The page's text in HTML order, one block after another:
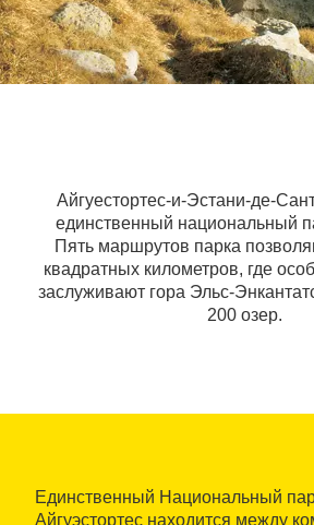
Айгуестортес-и-Эстани-де-
единственный национальный
Пять маршрутов парка
квадратных километров, где
заслуживают гора Эльс-
200 озер.
Единственный Национальный
Айгуэстортес находится между